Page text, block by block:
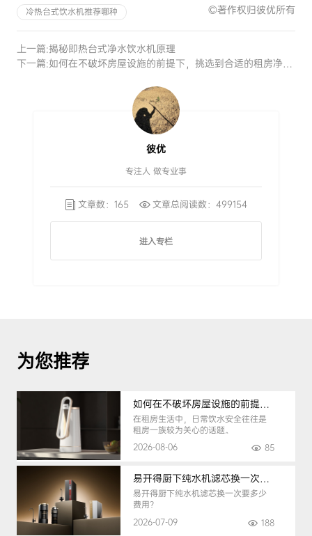
冷热台式饮水机推荐哪种 ©著作权归彼优所有
上一篇:揭秘即热台式净水饮水机原理
下一篇:如何在不破坏房屋设施的前提下，挑选到合适的租房净水器
彼优
专注人 做专业事
文章数：165 文章总阅读数：499154
进入专栏
为您推荐
如何在不破坏房屋设施的前提下，挑选到合适的租房净水器
在租房生活中，日常饮水安全往往是
租房一族较为关心的话题。
2026-08-06
85
易开得厨下纯水机滤芯换一次要多少钱
易开得厨下纯水机滤芯换一次要多少
费用？
2026-07-09
188